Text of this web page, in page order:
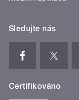
Sledujte nás
Certifikováno